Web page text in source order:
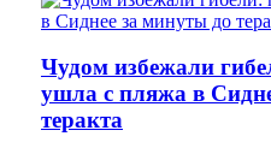
Чудом избежали
ушла с пляжа в
теракта